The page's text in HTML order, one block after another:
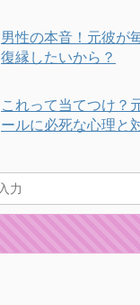
男性の本音！元彼が
復縁したいから？
これって当てつけ？
ールに必死な心理と